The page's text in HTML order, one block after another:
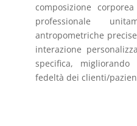
composizione
professionale
antropometriche
interazione
specifica,
fedeltà dei clienti/